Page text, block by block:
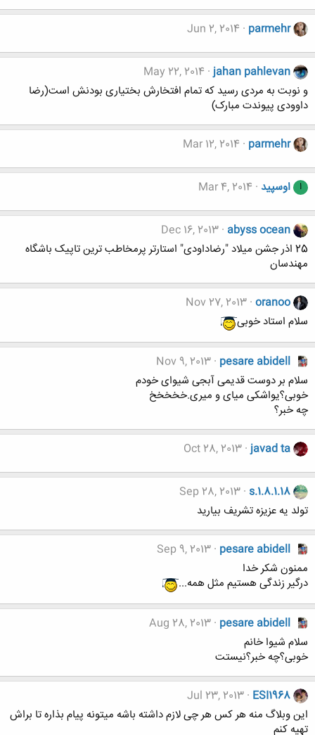
parmehr
Jun 2, 2014
jahan pahlevan
May 22, 2014
و نوبت به مردی رسید که تمام افتخارش بختیاری بودنش است(رضا
داوودی پیوندت مبارک)
parmehr
Mar 12, 2014
ا اوسپید Mar 4, 2014
abyss ocean
Dec 16, 2013
25 اذر جشن میلاد "رضاداودی" استارتر پرمخاطب ترین تاپیک باشگاه
مهندسان
oranoo
Nov 27, 2013
سلام استاد خوبی
pesare abidell
Nov 9, 2013
سلام بر دوست قدیمی آبجی شیوای خودم
خوبی؟یواشکی میای و میری.خخخخخ
چه خبر؟
javad ta
Oct 28, 2013
s.1.8.1.18
Sep 28, 2013
تولد یه عزیزه تشریف بیارید
pesare abidell
Sep 9, 2013
ممنون شکر خدا
درگیر زندگی هستیم مثل همه...
pesare abidell
Aug 28, 2013
سلام شیوا خانم
خوبی؟چه خبر؟نیستت
ESI1968
Jul 23, 2013
این وبلاگ منه هر کس هر چی لازم داشته باشه میتونه پیام بذاره تا براش
تهیه کنم